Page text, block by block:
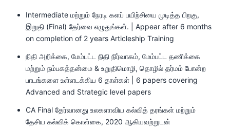
Intermediate மற்றும் நேரடி களப் பயிற்சியை முடித்த பிறகு,
இறுதி (Final) தேர்வை எழுதுங்கள். | Appear after 6 months
on completion of 2 years Articleship Training
நிதி அறிக்கை, மேம்பட்ட நிதி நிர்வாகம், மேம்பட்ட தணிக்கை
மற்றும் நம்பகத்தன்மை & உறுதிமொழி, தொழில் தர்மம் போன்ற
பாடங்களை உள்ளடக்கிய 6 தாள்கள் | 6 papers covering
Advanced and Strategic level papers
CA Final தேர்வானது உலகளாவிய கல்வித் தரங்கள் மற்றும்
தேசிய கல்விக் கொள்கை, 2020 ஆகியவற்றுடன்